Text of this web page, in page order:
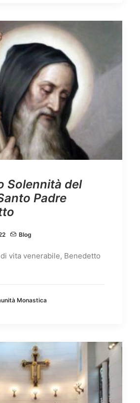
Solennità del
Padre
Blog
vita venerabile, Benedetto
Monastica